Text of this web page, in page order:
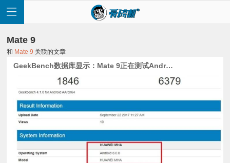
Mate 9
和 Mate 9 关联的文章
GeekBench数据库显示：Mate 9正在测试Android 8.0